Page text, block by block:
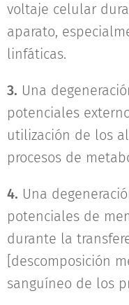
voltaje celular
aparato,
linfáticas.
3. Una
potenciales
utilización de los
procesos de
4. Una
potenciales de
durante la
[descomposición
sanguíneo de los